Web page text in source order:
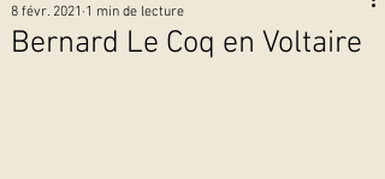
Bernard Le Coq en Voltaire
8 févr. 2021 1 min de lecture